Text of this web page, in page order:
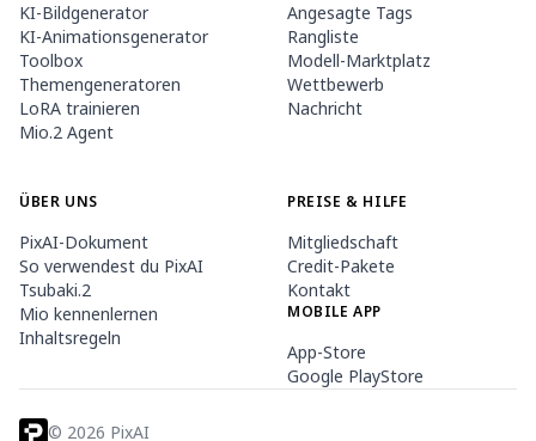
KI-Bildgenerator
KI-Animationsgenerator
Toolbox
Themengeneratoren
LoRA trainieren
Mio.2 Agent
Angesagte Tags
Rangliste
Modell-Marktplatz
Wettbewerb
Nachricht
ÜBER UNS
PixAI-Dokument
So verwendest du PixAI
Tsubaki.2
Mio kennenlernen
Inhaltsregeln
PREISE & HILFE
Mitgliedschaft
Credit-Pakete
Kontakt
MOBILE APP
App-Store
Google PlayStore
© 2026 PixAI